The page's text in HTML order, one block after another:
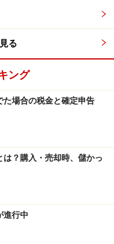
る
ング
た場合の税金と確定申告
？購入・売却時、儲かっ
進行中